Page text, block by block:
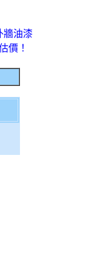
牆油漆
價！